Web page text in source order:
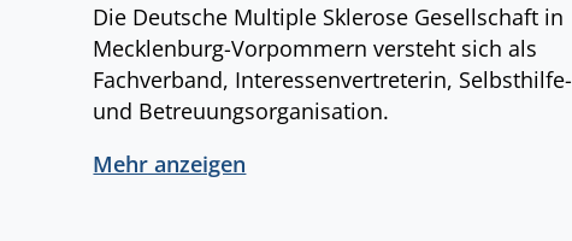
Die Deutsche Multiple Sklerose Gesellschaft in
Mecklenburg-Vorpommern versteht sich als
Fachverband, Interessenvertreterin, Selbsthilfe-
und Betreuungsorganisation.
Mehr anzeigen